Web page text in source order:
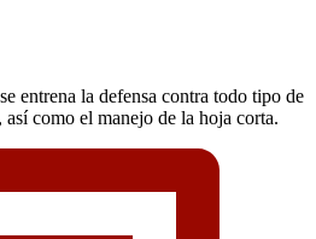
entrena la defensa contra todo tipo de
así como el manejo de la hoja corta.